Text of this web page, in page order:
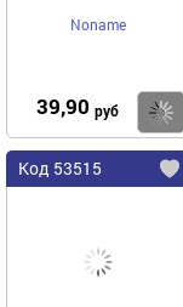
Noname
39,90 руб
Код 53515